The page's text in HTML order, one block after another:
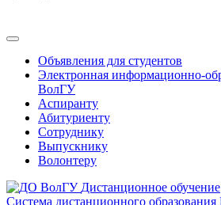
Объявления для студентов
Электронная информационно-
ВолГУ
Аспиранту
Абитуриенту
Сотруднику
Выпускнику
Волонтеру
Дистанционное обучение
Система дистанционного